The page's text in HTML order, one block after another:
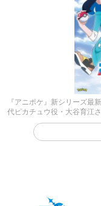
『アニポケ』新シリーズ最
代ピカチュウ役・大谷育江